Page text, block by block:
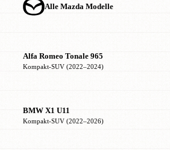
Alle Mazda Modelle
Alfa Romeo Tonale 965
Kompakt-SUV (2022–2024)
BMW X1 U11
Kompakt-SUV (2022–2026)